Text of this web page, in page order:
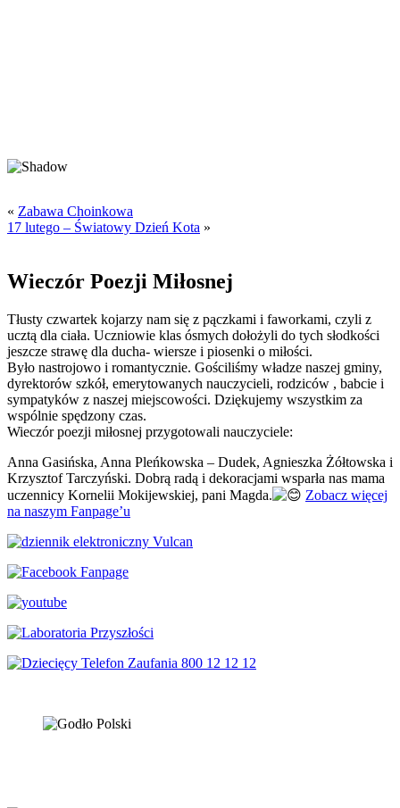
« Zabawa Choinkowa
17 lutego – Światowy Dzień Kota »
Wieczór Poezji Miłosnej
Tłusty czwartek kojarzy nam się z pączkami i faworkami, czyli z
ucztą dla ciała. Uczniowie klas ósmych dołożyli do tych słodkości
jeszcze strawę dla ducha- wiersze i piosenki o miłości.
Było nastrojowo i romantycznie. Gościliśmy władze naszej gminy,
dyrektorów szkół, emerytowanych nauczycieli, rodziców , babcie i
sympatyków z naszej miejscowości. Dziękujemy wszystkim za
wspólnie spędzony czas.
Wieczór poezji miłosnej przygotowali nauczyciele:
Anna Gasińska, Anna Pleńkowska – Dudek, Agnieszka Żółtowska i
Krzysztof Tarczyński. Dobrą radą i dekoracjami wsparła nas mama
uczennicy Kornelii Mokijewskiej, pani Magda.
Zobacz więcej
na naszym Fanpage’u